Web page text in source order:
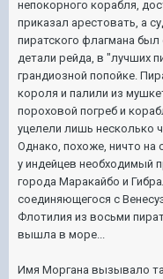
непокорного корабля,
приказал арестовать, а
пиратского флагмана
детали рейда, в "лучших
грандиозной попойке.
короля и палили из
пороховой погреб и
уцелели лишь несколько
Однако, похоже, ничто на
у индейцев необходимый
города Маракайбо и
соединяющегося с
Флотилия из восьми
вышла в море...
Имя Моргана вызывало